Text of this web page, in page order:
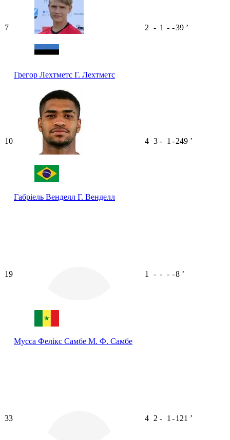
7
Грегор Лехтметс Г. Лехтметс
2 - 1 - -39 ʼ
10
Габріель Венделл Г. Венделл
4 3 - 1 -249 ʼ
19
Мусса Фелікс Самбе М. Ф. Самбе
1 - - - -8 ʼ
33 4 2 - 1 -121 ʼ